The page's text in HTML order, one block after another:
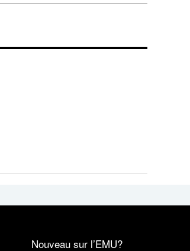
Nouveau sur l’EMU?